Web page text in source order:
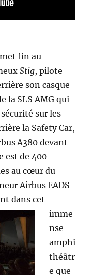
fin au
Stig, pilote
son casque
la SLS AMG qui
sur les
la Safety Car,
A380 devant
est de 400
au cœur du
Airbus EADS
dans cet
imme
nse
amphi
théâtr
e que